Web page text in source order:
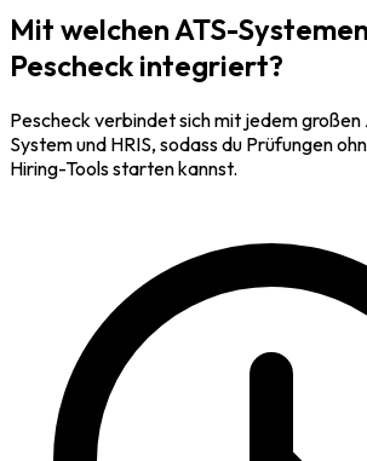
Mit welchen ATS-
Pescheck integriert?
Pescheck verbindet sich mit jedem
System und HRIS, sodass du Prüfungen
Hiring-Tools starten kannst.